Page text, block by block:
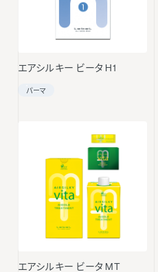
エアシルキー ビータ H1
パーマ
エアシルキー ビータ MT